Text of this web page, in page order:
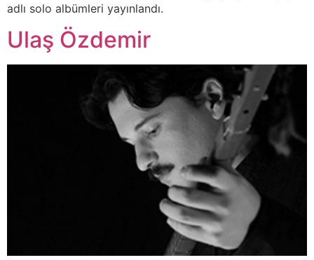
adlı solo albümleri yayınlandı.
Ulaş Özdemir